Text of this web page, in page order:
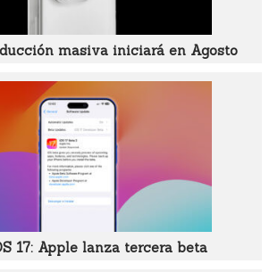
masiva iniciará en Agosto
17: Apple lanza tercera beta